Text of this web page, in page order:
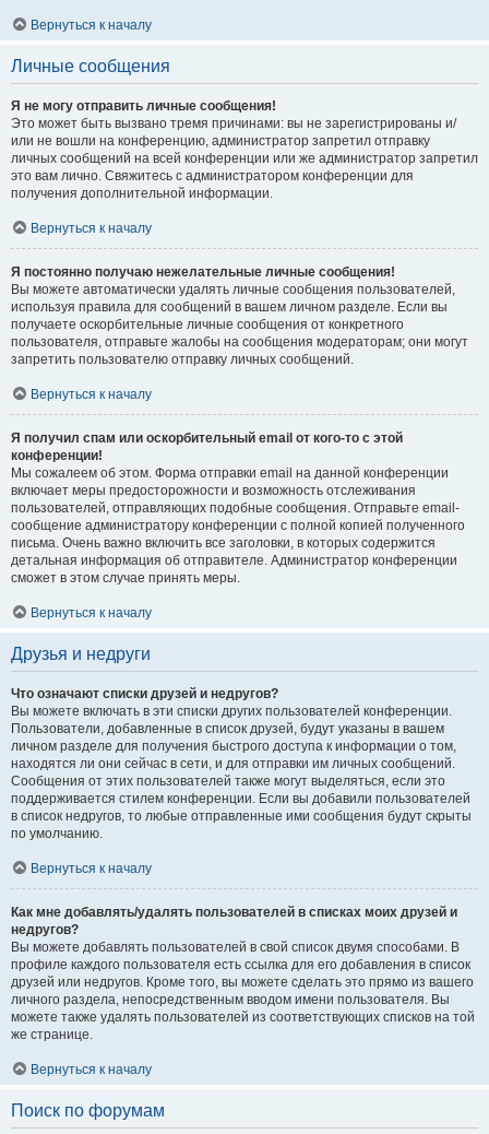
Вернуться к началу
Личные сообщения
Я не могу отправить личные сообщения!
Это может быть вызвано тремя причинами: вы не зарегистрированы и/
или не вошли на конференцию, администратор запретил отправку
личных сообщений на всей конференции или же администратор запретил
это вам лично. Свяжитесь с администратором конференции для
получения дополнительной информации.
Вернуться к началу
Я постоянно получаю нежелательные личные сообщения!
Вы можете автоматически удалять личные сообщения пользователей,
используя правила для сообщений в вашем личном разделе. Если вы
получаете оскорбительные личные сообщения от конкретного
пользователя, отправьте жалобы на сообщения модераторам; они могут
запретить пользователю отправку личных сообщений.
Вернуться к началу
Я получил спам или оскорбительный email от кого-то с этой
конференции!
Мы сожалеем об этом. Форма отправки email на данной конференции
включает меры предосторожности и возможность отслеживания
пользователей, отправляющих подобные сообщения. Отправьте email-
сообщение администратору конференции с полной копией полученного
письма. Очень важно включить все заголовки, в которых содержится
детальная информация об отправителе. Администратор конференции
сможет в этом случае принять меры.
Вернуться к началу
Друзья и недруги
Что означают списки друзей и недругов?
Вы можете включать в эти списки других пользователей конференции.
Пользователи, добавленные в список друзей, будут указаны в вашем
личном разделе для получения быстрого доступа к информации о том,
находятся ли они сейчас в сети, и для отправки им личных сообщений.
Сообщения от этих пользователей также могут выделяться, если это
поддерживается стилем конференции. Если вы добавили пользователей
в список недругов, то любые отправленные ими сообщения будут скрыты
по умолчанию.
Вернуться к началу
Как мне добавлять/удалять пользователей в списках моих друзей и
недругов?
Вы можете добавлять пользователей в свой список двумя способами. В
профиле каждого пользователя есть ссылка для его добавления в список
друзей или недругов. Кроме того, вы можете сделать это прямо из вашего
личного раздела, непосредственным вводом имени пользователя. Вы
можете также удалять пользователей из соответствующих списков на той
же странице.
Вернуться к началу
Поиск по форумам